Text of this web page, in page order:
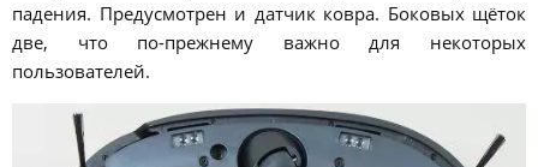
падения. Предусмотрен и датчик ковра. Боковых щёток
две, что по-прежнему важно для некоторых
пользователей.